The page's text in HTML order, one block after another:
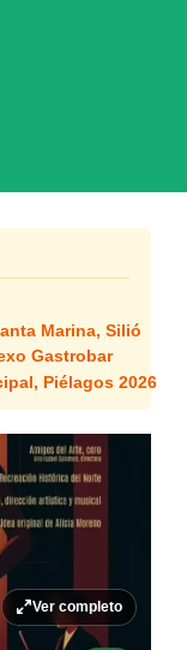
Marina, Silió
Gastrobar
Piélagos 2026
Ver completo